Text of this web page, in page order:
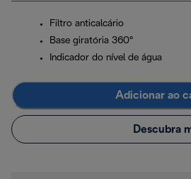
Filtro anticalcário
Base giratória 360°
Indicador do nível de água
Adicionar ao
Descubra